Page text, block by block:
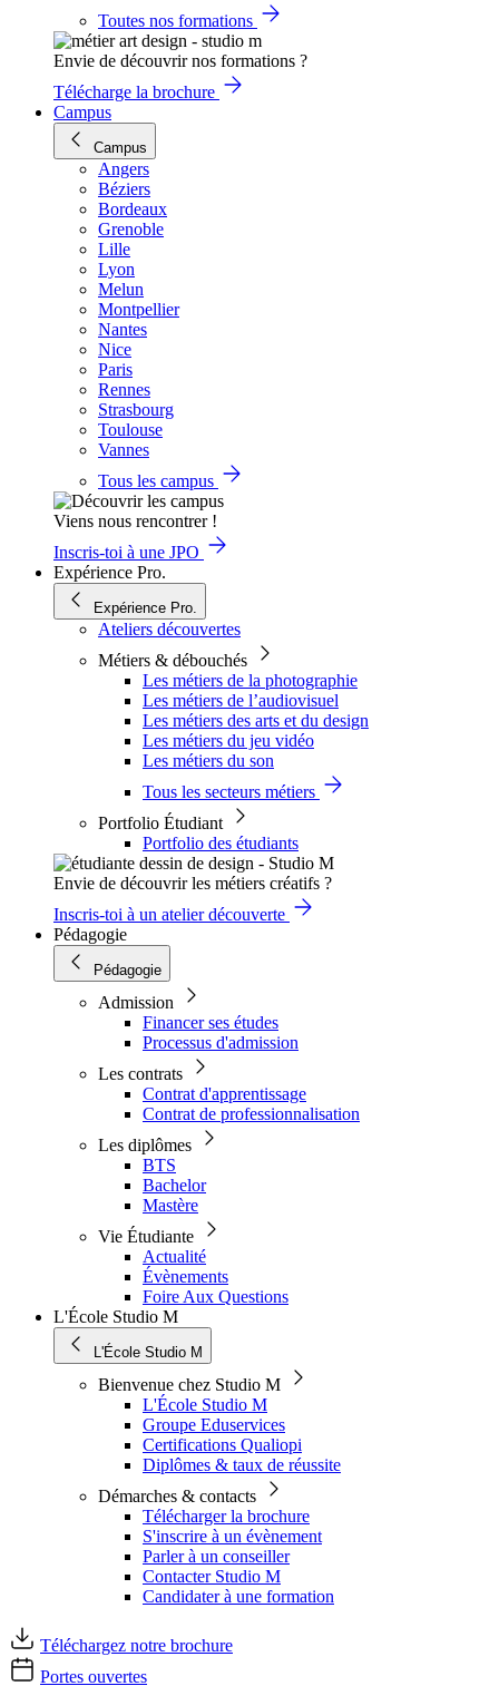
Toutes nos formations
Envie de découvrir nos formations ?
Télécharge la brochure
Campus
Campus
Angers
Béziers
Bordeaux
Grenoble
Lille
Lyon
Melun
Montpellier
Nantes
Nice
Paris
Rennes
Strasbourg
Toulouse
Vannes
Tous les campus
Viens nous rencontrer !
Inscris-toi à une JPO
Expérience Pro.
Expérience Pro.
Ateliers découvertes
Métiers & débouchés
Les métiers de la photographie
Les métiers de l’audiovisuel
Les métiers des arts et du design
Les métiers du jeu vidéo
Les métiers du son
Tous les secteurs métiers
Portfolio Étudiant
Portfolio des étudiants
Envie de découvrir les métiers créatifs ?
Inscris-toi à un atelier découverte
Pédagogie
Pédagogie
Admission
Financer ses études
Processus d'admission
Les contrats
Contrat d'apprentissage
Contrat de professionnalisation
Les diplômes
BTS
Bachelor
Mastère
Vie Étudiante
Actualité
Évènements
Foire Aux Questions
L'École Studio M
L'École Studio M
Bienvenue chez Studio M
L'École Studio M
Groupe Eduservices
Certifications Qualiopi
Diplômes & taux de réussite
Démarches & contacts
Télécharger la brochure
S'inscrire à un évènement
Parler à un conseiller
Contacter Studio M
Candidater à une formation
Téléchargez notre brochure
Portes ouvertes